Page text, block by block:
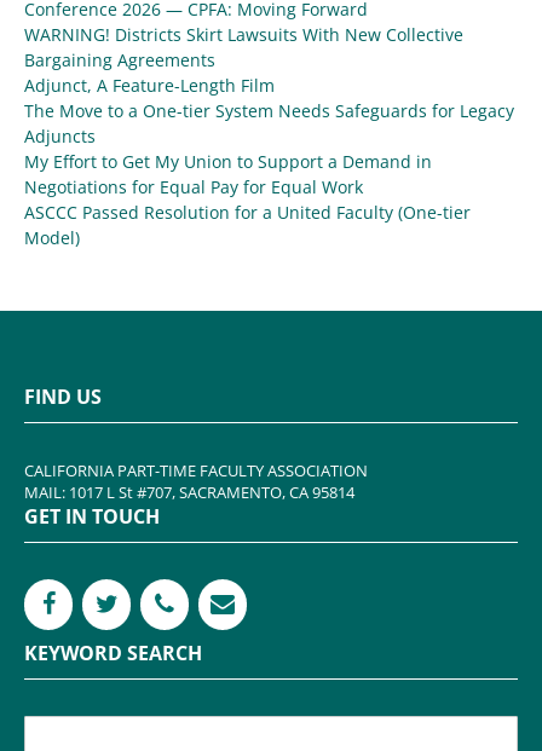
Conference 2026 — CPFA: Moving Forward
WARNING! Districts Skirt Lawsuits With New Collective
Bargaining Agreements
Adjunct, A Feature-Length Film
The Move to a One-tier System Needs Safeguards for Legacy
Adjuncts
My Effort to Get My Union to Support a Demand in
Negotiations for Equal Pay for Equal Work
ASCCC Passed Resolution for a United Faculty (One-tier
Model)
FIND US
CALIFORNIA PART-TIME FACULTY ASSOCIATION
MAIL: 1017 L St #707, SACRAMENTO, CA 95814
GET IN TOUCH
KEYWORD SEARCH